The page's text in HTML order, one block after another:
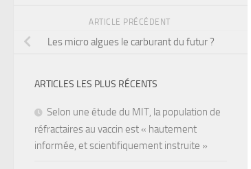
ARTICLE PRÉCÉDENT
Les micro algues le carburant du futur ?
ARTICLES LES PLUS RÉCENTS
Selon une étude du MIT, la population de
réfractaires au vaccin est « hautement
informée, et scientifiquement instruite »